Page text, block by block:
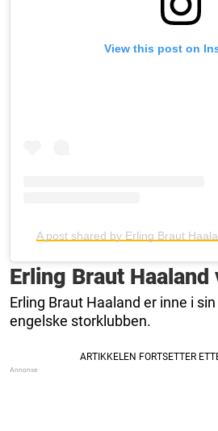
View this post on
A post shared by Erling Braut
Erling Braut
Erling Braut Haaland er inne i
engelske storklubben.